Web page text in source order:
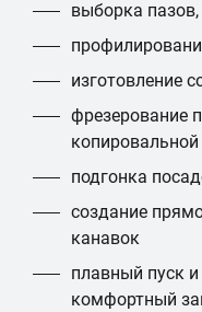
выборка
изготовление
фрезерование
копировальной
подгонка
создание
канавок
плавный пуск
комфортный